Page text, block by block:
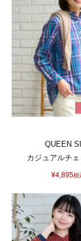
QUEEN
カジュアルチ
¥4,895税